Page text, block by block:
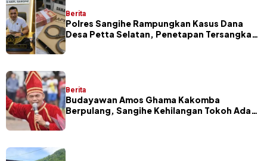
Berita
Polres Sangihe Rampungkan Kasus Dana
Desa Petta Selatan, Penetapan Tersangka
Berita
Budayawan Amos Ghama Kakomba
Berpulang, Sangihe Kehilangan Tokoh Adat